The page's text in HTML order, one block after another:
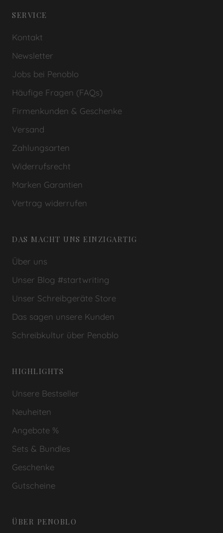
SERVICE
Kontakt
Newsletter
Jobs bei Penoblo
Häufige Fragen (FAQs)
Firmenkunden & Geschenke
Versand
Zahlungsarten
Widerrufsrecht
Marken Garantien
Vertrag widerrufen
DAS MACHT UNS EINZIGARTIG
Über uns
Unser Blog #startwriting
Unser Schreibgeräte Store
Das sagen unsere Kunden
Schreibkultur über Penoblo
HIGHLIGHTS
Unsere Bestseller
Neuheiten
Angebote %
Sets & Bundles
Geschenke
Gutscheine
ÜBER PENOBLO